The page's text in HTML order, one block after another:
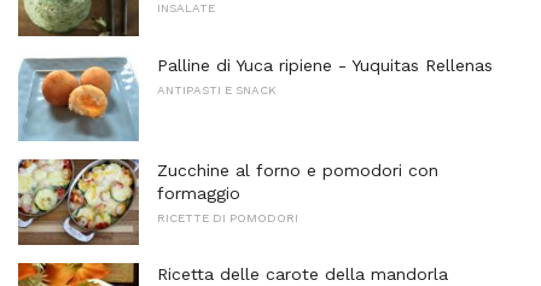
INSALATE
Palline di Yuca ripiene - Yuquitas Rellenas
ANTIPASTI E SNACK
Zucchine al forno e pomodori con
formaggio
RICETTE DI POMODORI
Ricetta delle carote della mandorla